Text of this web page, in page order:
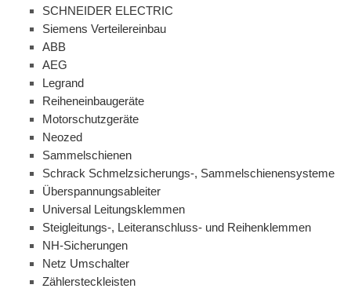
SCHNEIDER ELECTRIC
Siemens Verteilereinbau
ABB
AEG
Legrand
Reiheneinbaugeräte
Motorschutzgeräte
Neozed
Sammelschienen
Schrack Schmelzsicherungs-, Sammelschienensysteme
Überspannungsableiter
Universal Leitungsklemmen
Steigleitungs-, Leiteranschluss- und Reihenklemmen
NH-Sicherungen
Netz Umschalter
Zählersteckleisten